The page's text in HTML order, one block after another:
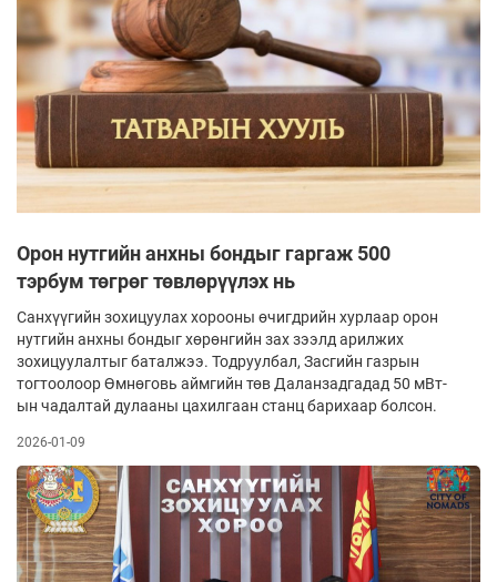
Орон нутгийн анхны бондыг гаргаж 500
тэрбум төгрөг төвлөрүүлэх нь
Санхүүгийн зохицуулах хорооны өчигдрийн хурлаар орон
нутгийн анхны бондыг хөрөнгийн зах зээлд арилжих
зохицуулалтыг баталжээ. Тодруулбал, Засгийн газрын
тогтоолоор Өмнөговь аймгийн төв Даланзадгадад 50 мВт-
ын чадалтай дулааны цахилгаан станц барихаар болсон.
2026-01-09